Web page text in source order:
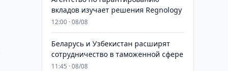
вкладов изучает решения Regnology
12:00 · 08/08
Беларусь и Узбекистан расширят
сотрудничество в таможенной сфере
11:45 · 08/08